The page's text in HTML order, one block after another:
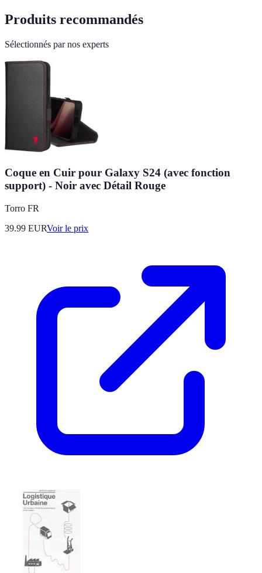
Produits recommandés
Sélectionnés par nos experts
Coque en Cuir pour Galaxy S24 (avec fonction
support) - Noir avec Détail Rouge
Torro FR
39.99 EURVoir le prix